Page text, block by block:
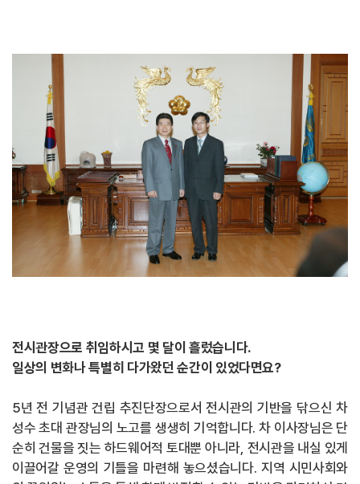
전시관장으로 취임하시고 몇 달이 흘렀습니다.
일상의 변화나 특별히 다가왔던 순간이 있었다면요?
5년 전 기념관 건립 추진단장으로서 전시관의 기반을 닦으신 차
성수 초대 관장님의 노고를 생생히 기억합니다. 차 이사장님은 단
순히 건물을 짓는 하드웨어적 토대뿐 아니라, 전시관을 내실 있게
이끌어갈 운영의 기틀을 마련해 놓으셨습니다. 지역 시민사회와